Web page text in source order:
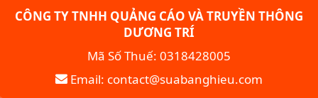
CÔNG TY TNHH QUẢNG CÁO VÀ TRUYỀN THÔNG
DƯƠNG TRÍ
Mã Số Thuế: 0318428005
Email: contact@suabanghieu.com